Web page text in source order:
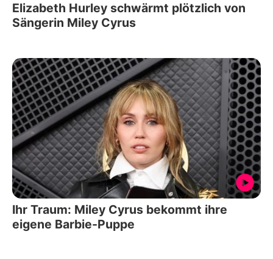
Elizabeth Hurley schwärmt plötzlich von
Sängerin Miley Cyrus
Ihr Traum: Miley Cyrus bekommt ihre
eigene Barbie-Puppe